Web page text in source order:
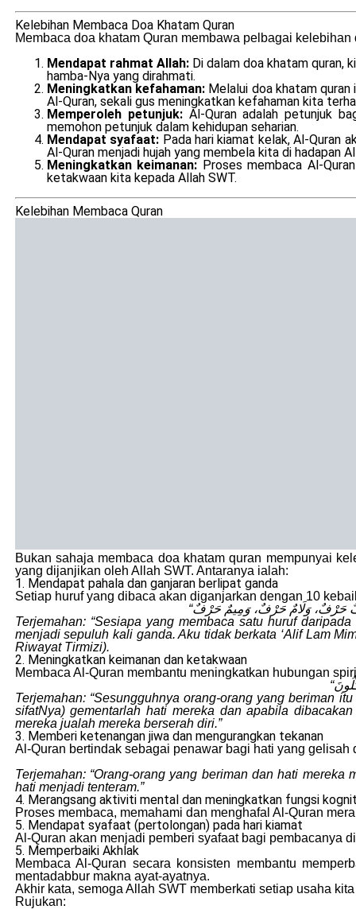
Kelebihan Membaca Doa Khatam Quran
Membaca doa khatam Quran membawa pelbagai
Mendapat rahmat Allah: Di dalam doa khatam quran,
hamba-Nya yang dirahmati.
Meningkatkan kefahaman: Melalui doa khatam
Al-Quran, sekali gus meningkatkan kefahaman kita
Memperoleh petunjuk: Al-Quran adalah petunjuk
memohon petunjuk dalam kehidupan seharian.
Mendapat syafaat: Pada hari kiamat kelak, Al-Quran
Al-Quran menjadi hujah yang membela kita di hadapan
Meningkatkan keimanan: Proses membaca Al-
ketakwaan kita kepada Allah SWT.
Kelebihan Membaca Quran
Bukan sahaja membaca doa khatam quran mempunyai
yang dijanjikan oleh Allah SWT. Antaranya ialah:
1. Mendapat pahala dan ganjaran berlipat ganda
Setiap huruf yang dibaca akan diganjarkan dengan 10
Terjemahan: “Sesiapa yang membaca satu huruf
menjadi sepuluh kali ganda. Aku tidak berkata ‘Alif Lam
Riwayat Tirmizi).
2. Meningkatkan keimanan dan ketakwaan
Membaca Al-Quran membantu meningkatkan hubungan
Terjemahan: “Sesungguhnya orang-orang yang beriman
sifatNya) gementarlah hati mereka dan apabila
mereka jualah mereka berserah diri.”
3. Memberi ketenangan jiwa dan mengurangkan tekanan
Al-Quran bertindak sebagai penawar bagi hati yang gelisah
Terjemahan: “Orang-orang yang beriman dan hati
hati menjadi tenteram.”
4. Merangsang aktiviti mental dan meningkatkan fungsi
Proses membaca, memahami dan menghafal Al-Quran
5. Mendapat syafaat (pertolongan) pada hari kiamat
Al-Quran akan menjadi pemberi syafaat bagi pembacanya
5. Memperbaiki Akhlak
Membaca Al-Quran secara konsisten membantu
mentadabbur makna ayat-ayatnya.
Akhir kata, semoga Allah SWT memberkati setiap usaha
Rujukan: